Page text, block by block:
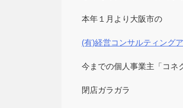
本年１月より大阪市の
(有)経営コンサルティング
今までの個人事業主「コネ
閉店ガラガラ